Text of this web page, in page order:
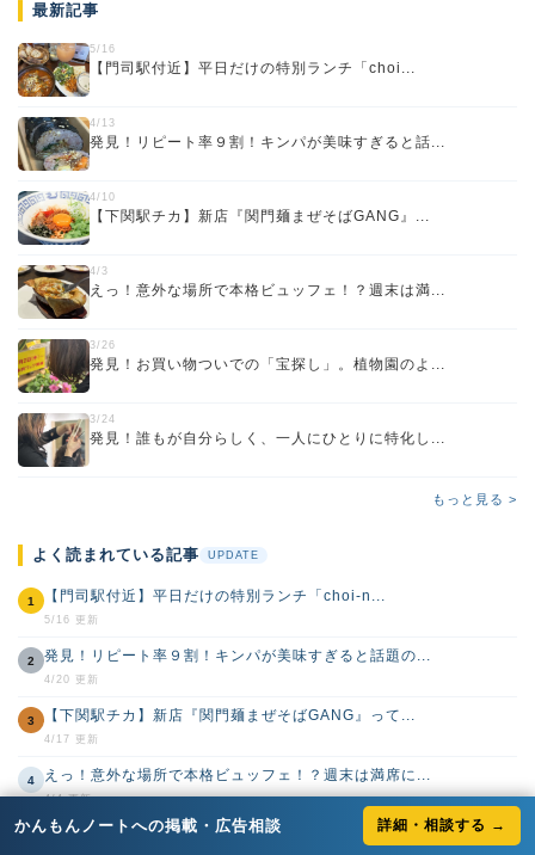
かんもんノートへの掲載・広告相談 詳細・相談する →
最新記事
5/16
【門司駅付近】平日だけの特別ランチ「choi...
4/13
発見！リピート率９割！キンパが美味すぎると話...
4/10
【下関駅チカ】新店『関門麺まぜそばGANG』...
4/3
えっ！意外な場所で本格ビュッフェ！？週末は満...
3/26
発見！お買い物ついでの「宝探し」。植物園のよ...
3/24
発見！誰もが自分らしく、一人にひとりに特化し...
もっと見る >
よく読まれている記事 UPDATE
1 【門司駅付近】平日だけの特別ランチ「choi-n...
5/16 更新
2 発見！リピート率９割！キンパが美味すぎると話題の...
4/20 更新
3 【下関駅チカ】新店『関門麺まぜそばGANG』って...
4/17 更新
4 えっ！意外な場所で本格ビュッフェ！？週末は満席に...
4/4 更新
発見！お買い物ついでの「宝探し」。植物園のような...